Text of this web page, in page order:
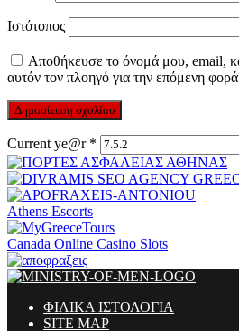
Ιστότοπος
Αποθήκευσε το όνομά μου, email,
αυτόν τον πλοηγό για την επόμενη
Current ye@r *
Athens Escorts
Canada Online Casino Slots
ΦΙΛΙΚΑ ΙΣΤΟΛΟΓΙΑ
SITE MAP